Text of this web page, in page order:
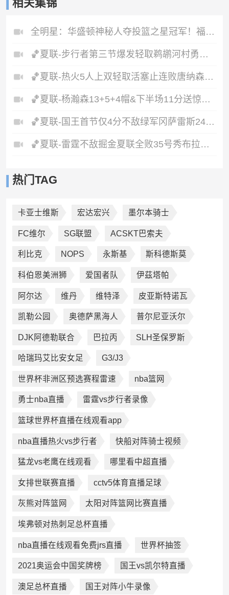
相关集锦
全明星：华盛顿神秘人夺投篮之星冠军！福德夺得三分大赛冠军！
🏀夏联-步行者第三节爆发轻取鹈鹕河村勇辉5+5+12斯劳森22分
🏀夏联-热火5人上双轻取活塞止连败唐纳森20+8+10奥科里27分
🏀夏联-杨瀚森13+5+4帽&下半场11分送惊艳妙传开拓者力克掘金
🏀夏联-国王首节仅4分不敌绿军冈萨雷斯24+10+5塞纳克10+12
🏀夏联-雷霆不敌掘金夏联全败35号秀布拉齐尔32+6马拉14+7+6
热门TAG
卡亚士维斯 宏达宏兴 墨尔本骑士
FC维尔 SG联盟 ACSKT巴索夫
利比克 NOPS 永斯基 斯科德斯莫
科伯恩美洲狮 爱国者队 伊茲塔帕
阿尔达 维丹 维特泽 皮亚斯特诺瓦
凯勒公园 奥德萨黑海人 普尔尼亚沃尔
DJK阿德勒联合 巴拉丙 SLH圣保罗斯
哈瑞玛艾比安女足 G3/J3
世界杯非洲区预选赛程雷速 nba篮网
勇士nba直播 雷霆vs步行者录像
篮球世界杯直播在线观看app
nba直播热火vs步行者 快船对阵骑士视频
猛龙vs老鹰在线观看 哪里看中超直播
女排世联赛直播 cctv5体育直播足球
灰熊对阵篮网 太阳对阵篮网比赛直播
埃弗顿对热刺足总杯直播
nba直播在线观看免费jrs直播 世界杯抽签
2021奥运会中国奖牌榜 国王vs凯尔特直播
澳足总杯直播 国王对阵小牛录像